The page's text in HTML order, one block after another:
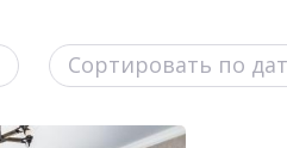
Сортировать по